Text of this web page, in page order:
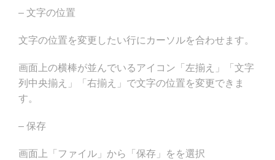
– 文字の位置
文字の位置を変更したい行にカーソルを合わせます。
画面上の横棒が並んでいるアイコン「左揃え」「文字
列中央揃え」「右揃え」で文字の位置を変更できま
す。
– 保存
画面上「ファイル」から「保存」をを選択